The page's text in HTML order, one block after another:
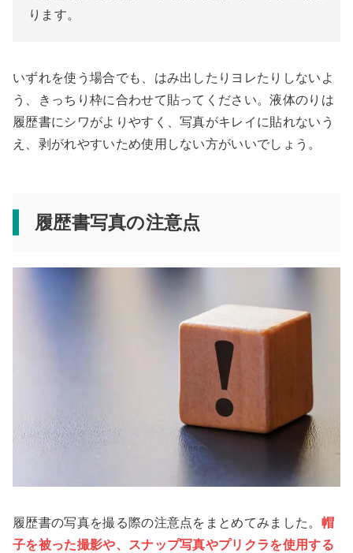
ります。
いずれを使う場合でも、はみ出したりヨレたりしないよ
う、きっちり枠に合わせて貼ってください。液体のりは
履歴書にシワがよりやすく、写真がキレイに貼れないう
え、剥がれやすいため使用しない方がいいでしょう。
履歴書写真の注意点
履歴書の写真を撮る際の注意点をまとめてみました。 帽
子を被った撮影や、スナップ写真やプリクラを使用する